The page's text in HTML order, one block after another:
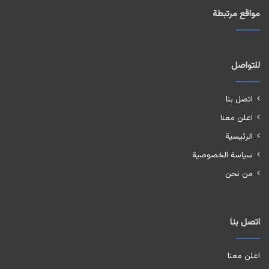
مواقع مرتبطة
للتواصل
اتصل بنا
اعلن معنا
الرئيسية
سياسة الخصوصية
من نحن
اتصل بنا
اعلن معنا